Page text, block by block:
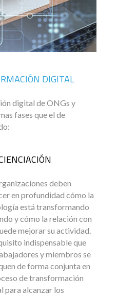
DIGITAL
digital de ONGs y
fases que el de
deben
en profundidad cómo la
está transformando
y cómo la relación con
mejorar su actividad.
indispensable que
y miembros se
de forma conjunta en
de transformación
para alcanzar los